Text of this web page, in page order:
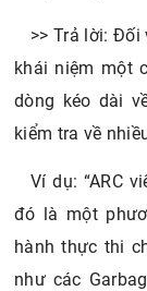
>> Trả lời:
khái niệm một
dòng kéo dài
kiểm tra về
Ví dụ: “ARC
đó là một
hành thực thi
như các